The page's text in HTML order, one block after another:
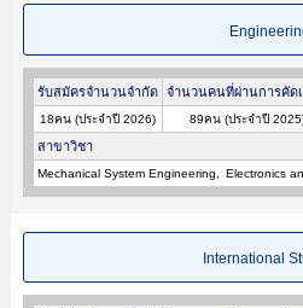
รับสมัครจำนวนจำกัด จำนวนคนที่ผ่านการคัด
18คน (ประจำปี 2026) 89คน (ประจำปี
สาขาวิชา
Mechanical System Engineering Electronics
International